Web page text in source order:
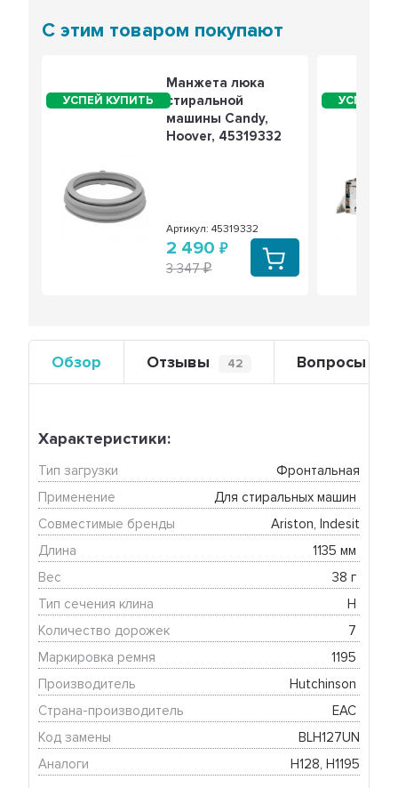
С этим товаром покупают
Манжета люка
стиральной
машины Candy,
Hoover, 45319332
Артикул: 45319332
2 490
3 347
Обзор Отзывы 42 Вопросы
Характеристики:
Тип загрузки
Фронтальная
Применение
Для стиральных машин
Совместимые бренды
Ariston, Indesit
Длина
1135 мм
Вес
38 г
Тип сечения клина
H
Количество дорожек
7
Маркировка ремня
1195
Производитель
Hutchinson
Страна-производитель
EAC
Код замены
BLH127UN
Аналоги
H128, H1195